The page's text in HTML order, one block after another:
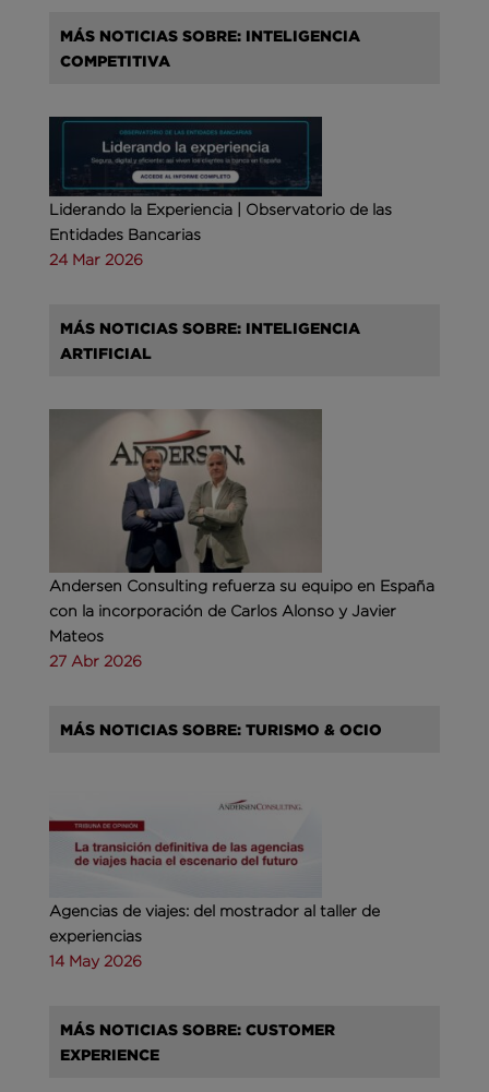
MÁS NOTICIAS SOBRE: INTELIGENCIA
COMPETITIVA
Liderando la Experiencia | Observatorio de las
Entidades Bancarias
24 Mar 2026
MÁS NOTICIAS SOBRE: INTELIGENCIA
ARTIFICIAL
Andersen Consulting refuerza su equipo en España
con la incorporación de Carlos Alonso y Javier
Mateos
27 Abr 2026
MÁS NOTICIAS SOBRE: TURISMO & OCIO
Agencias de viajes: del mostrador al taller de
experiencias
14 May 2026
MÁS NOTICIAS SOBRE: CUSTOMER
EXPERIENCE